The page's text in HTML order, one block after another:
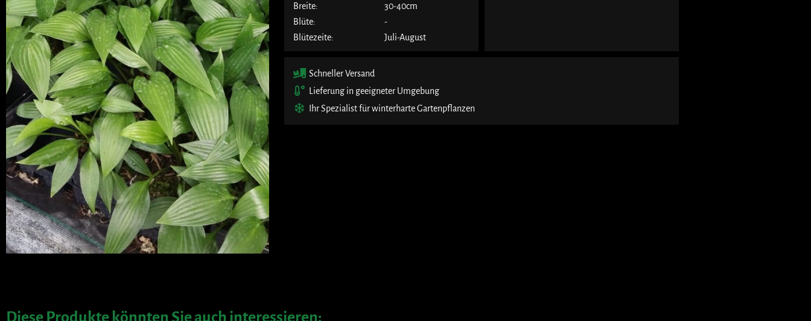
Breite:
30-40cm
Blüte:
-
Blütezeite:
Juli-August
Schneller Versand
Lieferung in geeigneter Umgebung
Ihr Spezialist für winterharte Gartenpflanzen
Diese Produkte könnten Sie auch interessieren: